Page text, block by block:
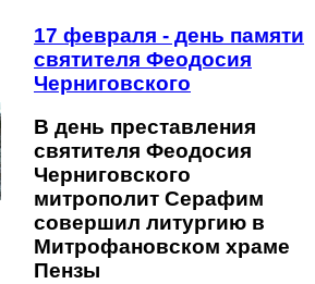
17 февраля - день памяти
святителя Феодосия
Черниговского
В день преставления
святителя Феодосия
Черниговского
митрополит Серафим
совершил литургию в
Митрофановском храме
Пензы